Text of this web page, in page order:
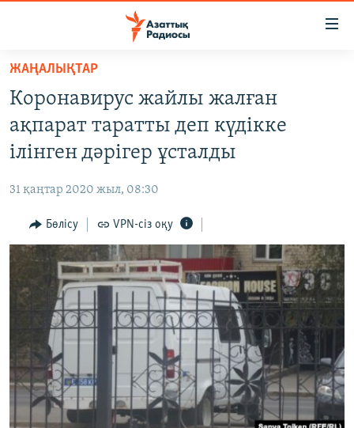
Skip
main
content
Skip
to
main
Navigation
to
Search
САЯСАТ
AZATTYQTV
АДАМ ҚҰҚЫҚТАРЫ
ӘЛЕУМЕТ
ӘЛЕМ
АРНАЙЫ ЖОБАЛАР
Русский
ЖАЗЫЛЫҢЫЗ
ЖАҢАЛЫҚТАР
Коронавирус жайлы жалған
ақпарат таратты деп күдікке
ілінген дәрігер ұсталды
31 қаңтар 2020 жыл, 08:30
Бөлісу VPN-сіз оқу